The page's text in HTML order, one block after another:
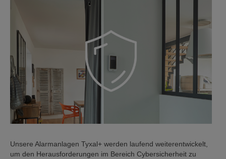
Unsere Alarmanlagen Tyxal+ werden laufend weiterentwickelt,
um den Herausforderungen im Bereich Cybersicherheit zu